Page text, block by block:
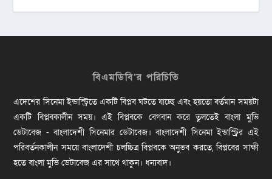
বিএমডিবি’র পরিচিতি
এদেশের সিনেমা ইন্ডাস্ট্রিতে একটি বিপ্লব ঘটতে যাচ্ছে এবং হয়তো বর্তমান সময়টা
একটি বিপ্লবকালীন সময়। এই বিপ্লবকে বেগবান করে তুলতেই বাংলা মুভি
ডেটাবেজ - বাংলাদেশী সিনেমার ডেটাবেজ। বাংলাদেশী সিনেমা ইন্ডাস্ট্রির এই
পরিবর্তনকালীন সময়ে বাংলাদেশী চলচ্চিত্র বিপ্লবকে অনুভব করতে, বিপ্লবের সাক্ষী
হতে বাংলা মুভি ডেটাবেজ এর সাথে থাকুন। ধন্যবাদ।